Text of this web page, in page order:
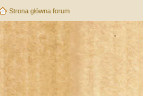
Strona główna forum